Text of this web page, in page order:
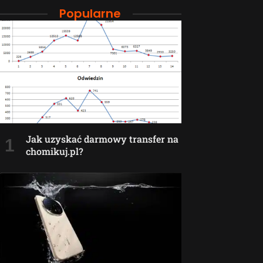
Popularne
Jak uzyskać darmowy transfer na
chomikuj.pl?